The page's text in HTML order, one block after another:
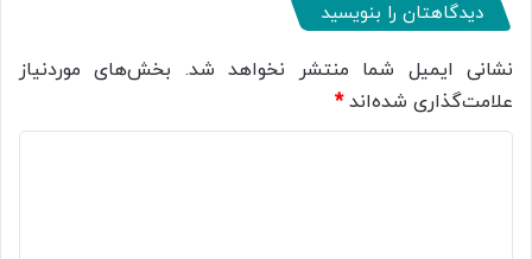
دیدگاهتان را بنویسید
نشانی ایمیل شما منتشر نخواهد شد. بخش‌های موردنیاز
علامت‌گذاری شده‌اند*